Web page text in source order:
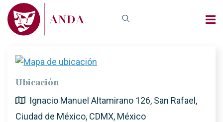
Ubicación
Ignacio Manuel Altamirano 126, San Rafael,
Ciudad de México, CDMX, México